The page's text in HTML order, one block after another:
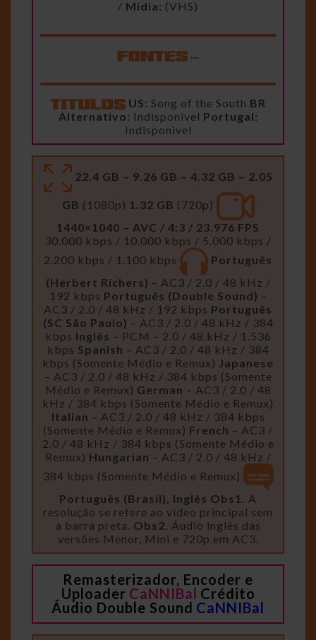
/ Mídia: (VHS)
…
US: Song of the South BR
Alternativo: Indisponivel Portugal:
Indisponivel
22.4 GB – 9.26 GB – 4.32 GB – 2.05
GB (1080p) 1.32 GB (720p)
1440×1040 – AVC / 4:3 / 23.976 FPS
30.000 kbps / 10.000 kbps / 5.000 kbps /
2.200 kbps / 1.100 kbps
Português
(Herbert Richers) – AC3 / 2.0 / 48 kHz /
192 kbps Português (Double Sound) –
AC3 / 2.0 / 48 kHz / 192 kbps Português
(SC São Paulo) – AC3 / 2.0 / 48 kHz / 384
kbps Inglês – PCM – 2.0 / 48 kHz / 1.536
kbps Spanish – AC3 / 2.0 / 48 kHz / 384
kbps (Somente Médio e Remux) Japanese
– AC3 / 2.0 / 48 kHz / 384 kbps (Somente
Médio e Remux) German – AC3 / 2.0 / 48
kHz / 384 kbps (Somente Médio e Remux)
Italian – AC3 / 2.0 / 48 kHz / 384 kbps
(Somente Médio e Remux) French – AC3 /
2.0 / 48 kHz / 384 kbps (Somente Médio e
Remux) Hungarian – AC3 / 2.0 / 48 kHz /
384 kbps (Somente Médio e Remux)
Português (Brasil), Inglês Obs1. A
resolução se refere ao video principal sem
a barra preta. Obs2. Áudio inglês das
versôes Menor, Mini e 720p em AC3.
Remasterizador, Encoder e
Uploader CaNNIBal Crédito
Áudio Double Sound CaNNIBal